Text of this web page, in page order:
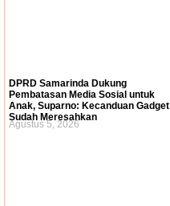
DPRD Samarinda Dukung
Pembatasan Media Sosial untuk
Anak, Suparno: Kecanduan Gadget
Sudah Meresahkan
Agustus 5, 2026